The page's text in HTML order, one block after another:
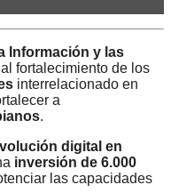
Información y las
fortalecimiento de los
interrelacionado en
a
.
digital en
inversión de 6.000
las capacidades